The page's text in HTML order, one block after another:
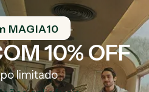
MAGIA10
10% OFF
limitado